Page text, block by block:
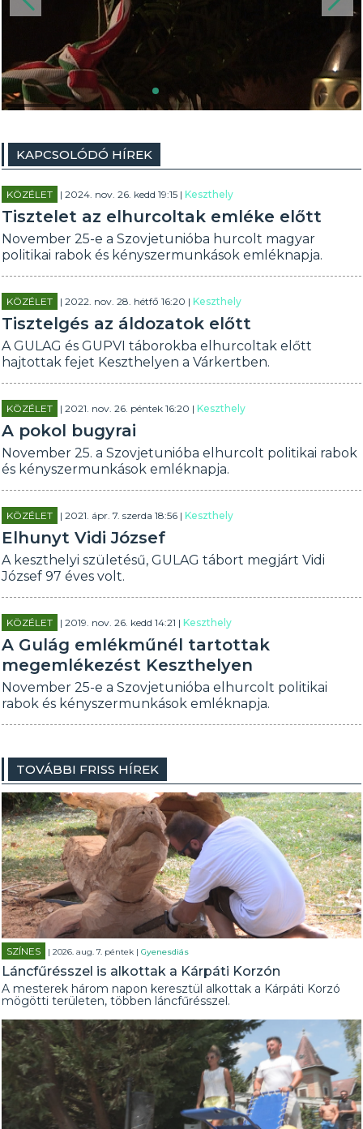
KAPCSOLÓDÓ HÍREK
KÖZÉLET | 2024. nov. 26. kedd 19:15 |Keszthely
Tisztelet az elhurcoltak emléke előtt
November 25-e a Szovjetunióba hurcolt magyar
politikai rabok és kényszermunkások emléknapja.
KÖZÉLET | 2022. nov. 28. hétfő 16:20 |Keszthely
Tisztelgés az áldozatok előtt
A GULAG és GUPVI táborokba elhurcoltak előtt
hajtottak fejet Keszthelyen a Várkertben.
KÖZÉLET | 2021. nov. 26. péntek 16:20 |Keszthely
A pokol bugyrai
November 25. a Szovjetunióba elhurcolt politikai rabok
és kényszermunkások emléknapja.
KÖZÉLET | 2021. ápr. 7. szerda 18:56 |Keszthely
Elhunyt Vidi József
A keszthelyi születésű, GULAG tábort megjárt Vidi
József 97 éves volt.
KÖZÉLET | 2019. nov. 26. kedd 14:21 |Keszthely
A Gulág emlékműnél tartottak
megemlékezést Keszthelyen
November 25-e a Szovjetunióba elhurcolt politikai
rabok és kényszermunkások emléknapja.
TOVÁBBI FRISS HÍREK
SZÍNES | 2026. aug. 7. péntek |Gyenesdiás
Láncfűrésszel is alkottak a Kárpáti Korzón
A mesterek három napon keresztül alkottak a Kárpáti Korzó
mögötti területen, többen láncfűrésszel.